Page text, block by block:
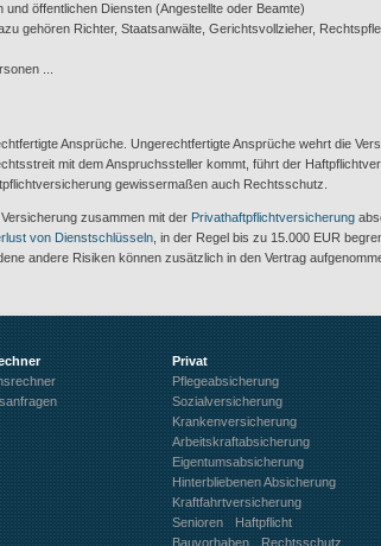
und öffentlichen Diensten (Angestellte oder Beamte)
gehören Richter, Staatsanwälte, Gerichtsvollzieher,
...
Ansprüche. Ungerechtfertigte Ansprüche wehrt die
mit dem Anspruchssteller kommt, führt der
gewissermaßen auch Rechtsschutz.
zusammen mit der Privathaftpflichtversicherung
von Dienstschlüsseln , in der Regel bis zu 15.000 EUR
andere Risiken können zusätzlich in den Vertrag
Privat
Pflegeabsicherung
Sozialversicherung
Krankenversicherung
Arbeitskraftabsicherung
Eigentumsabsicherung
Hinterbliebenen Absicherung
Kraftfahrtversicherung
Senioren
Haftpflicht
Bauvorhaben
Rechtsschutz